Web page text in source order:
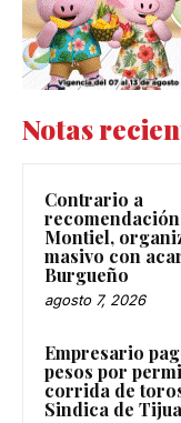
Notas
Contrario a
Montiel,
masivo con
Burgueño
agosto 7, 2026
Empresario
pesos por
corrida de
Sindica de